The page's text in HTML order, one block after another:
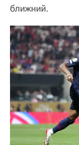
ближний.